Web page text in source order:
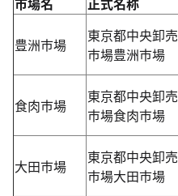
豊洲市場
東京都中央卸売
市場豊洲市場
食肉市場
東京都中央卸売
市場食肉市場
大田市場
東京都中央卸売
市場大田市場